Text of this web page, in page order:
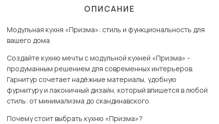
ОПИСАНИЕ
Модульная кухня «Призма»: стиль и функциональность для
вашего дома
Создайте кухню мечты с модульной кухней «Призма» -
продуманным решением для современных интерьеров.
Гарнитур сочетает надёжные материалы, удобную
фурнитуру и лаконичный дизайн, который впишется в любой
стиль: от минимализма до скандинавского.
Почему стоит выбрать кухню «Призма»?